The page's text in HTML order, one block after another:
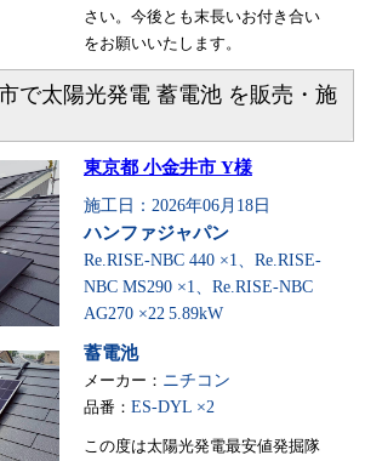
さい。今後とも末長いお付き合い
をお願いいたします。
で太陽光発電 蓄電池 を販売・施
東京都 小金井市 Y様
施工日：2026年06月18日
ハンファジャパン
Re.RISE-NBC 440 ×1、Re.RISE-
NBC MS290 ×1、Re.RISE-NBC
AG270 ×22 5.89kW
蓄電池
メーカー： ニチコン
品番： ES-DYL ×2
この度は太陽光発電最安値発掘隊